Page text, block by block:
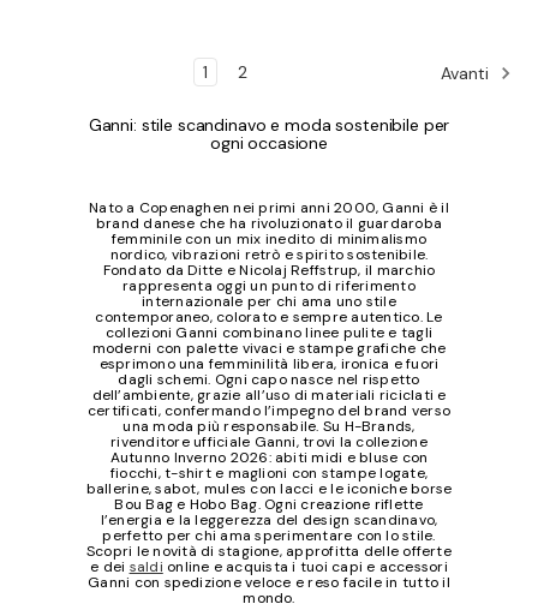
1 2 Avanti
Ganni: stile scandinavo e moda sostenibile per
ogni occasione
Nato a Copenaghen nei primi anni 2000, Ganni è il
brand danese che ha rivoluzionato il guardaroba
femminile con un mix inedito di minimalismo
nordico, vibrazioni retrò e spirito sostenibile.
Fondato da Ditte e Nicolaj Reffstrup, il marchio
rappresenta oggi un punto di riferimento
internazionale per chi ama uno stile
contemporaneo, colorato e sempre autentico. Le
collezioni Ganni combinano linee pulite e tagli
moderni con palette vivaci e stampe grafiche che
esprimono una femminilità libera, ironica e fuori
dagli schemi. Ogni capo nasce nel rispetto
dell’ambiente, grazie all’uso di materiali riciclati e
certificati, confermando l’impegno del brand verso
una moda più responsabile. Su H-Brands,
rivenditore ufficiale Ganni, trovi la collezione
Autunno Inverno 2026: abiti midi e bluse con
fiocchi, t-shirt e maglioni con stampe logate,
ballerine, sabot, mules con lacci e le iconiche borse
Bou Bag e Hobo Bag. Ogni creazione riflette
l’energia e la leggerezza del design scandinavo,
perfetto per chi ama sperimentare con lo stile.
Scopri le novità di stagione, approfitta delle offerte
e dei saldi online e acquista i tuoi capi e accessori
Ganni con spedizione veloce e reso facile in tutto il
mondo.